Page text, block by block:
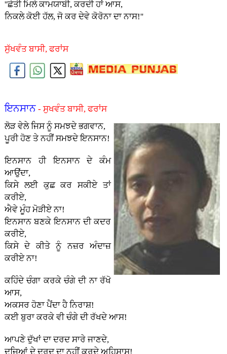
''ਛੇਤੀ ਮਿਲੇ ਕਾਮਯਾਬੀ, ਕਰਦੀ ਹਾਂ ਆਸ,
ਨਿਕਲੇ ਕੋਈ ਹੱਲ, ਜੋ ਕਰ ਦੇਵੇ ਕੋਰੋਨਾ ਦਾ ਨਾਸ!''
ਸੁੱਖਵੰਤ ਬਾਸੀ, ਫਰਾਂਸ
ਇਨਸਾਨ- ਸੁਖਵੰਤ ਬਾਸੀ, ਫਰਾਂਸ
ਲੋੜ ਵੇਲੇ ਜਿਸ ਨੂੰ ਸਮਝਦੇ ਭਗਵਾਨ,
ਪੂਰੀ ਹੋਣ ਤੇ ਨਹੀਂ ਸਮਝਦੇ ਇਨਸਾਨ!
ਇਨਸਾਨ ਹੀ ਇਨਸਾਨ ਦੇ ਕੰਮ
ਆਉਂਦਾ,
ਕਿਸੇ ਲਈ ਕੁਛ ਕਰ ਸਕੀਏ ਤਾਂ
ਕਰੀਏ,
ਐਵੇ ਮੂੰਹ ਮੋੜੀਏ ਨਾ!
ਇਨਸਾਨ ਬਣਕੇ ਇਨਸਾਨ ਦੀ ਕਦਰ
ਕਰੀਏ,
ਕਿਸੇ ਦੇ ਕੀਤੇ ਨੂੰ ਨਜ਼ਰ ਅੰਦਾਜ਼
ਕਰੀਏ ਨਾ!
ਕਹਿੰਦੇ ਚੰਗਾ ਕਰਕੇ ਚੰਗੇ ਦੀ ਨਾ ਰੱਖੋ
ਆਸ,
ਅਕਸਰ ਹੋਣਾ ਪੈਂਦਾ ਹੈ ਨਿਰਾਸ਼!
ਕਈ ਬੁਰਾ ਕਰਕੇ ਵੀ ਚੰਗੇ ਦੀ ਰੱਖਦੇ ਆਸ!
ਆਪਣੇ ਦੁੱਖਾਂ ਦਾ ਦਰਦ ਸਾਰੇ ਜਾਣਦੇ,
ਦੂਜਿਆਂ ਦੇ ਦਰਦ ਦਾ ਨਹੀਂ ਕਰਦੇ ਅਹਿਸਾਸ!